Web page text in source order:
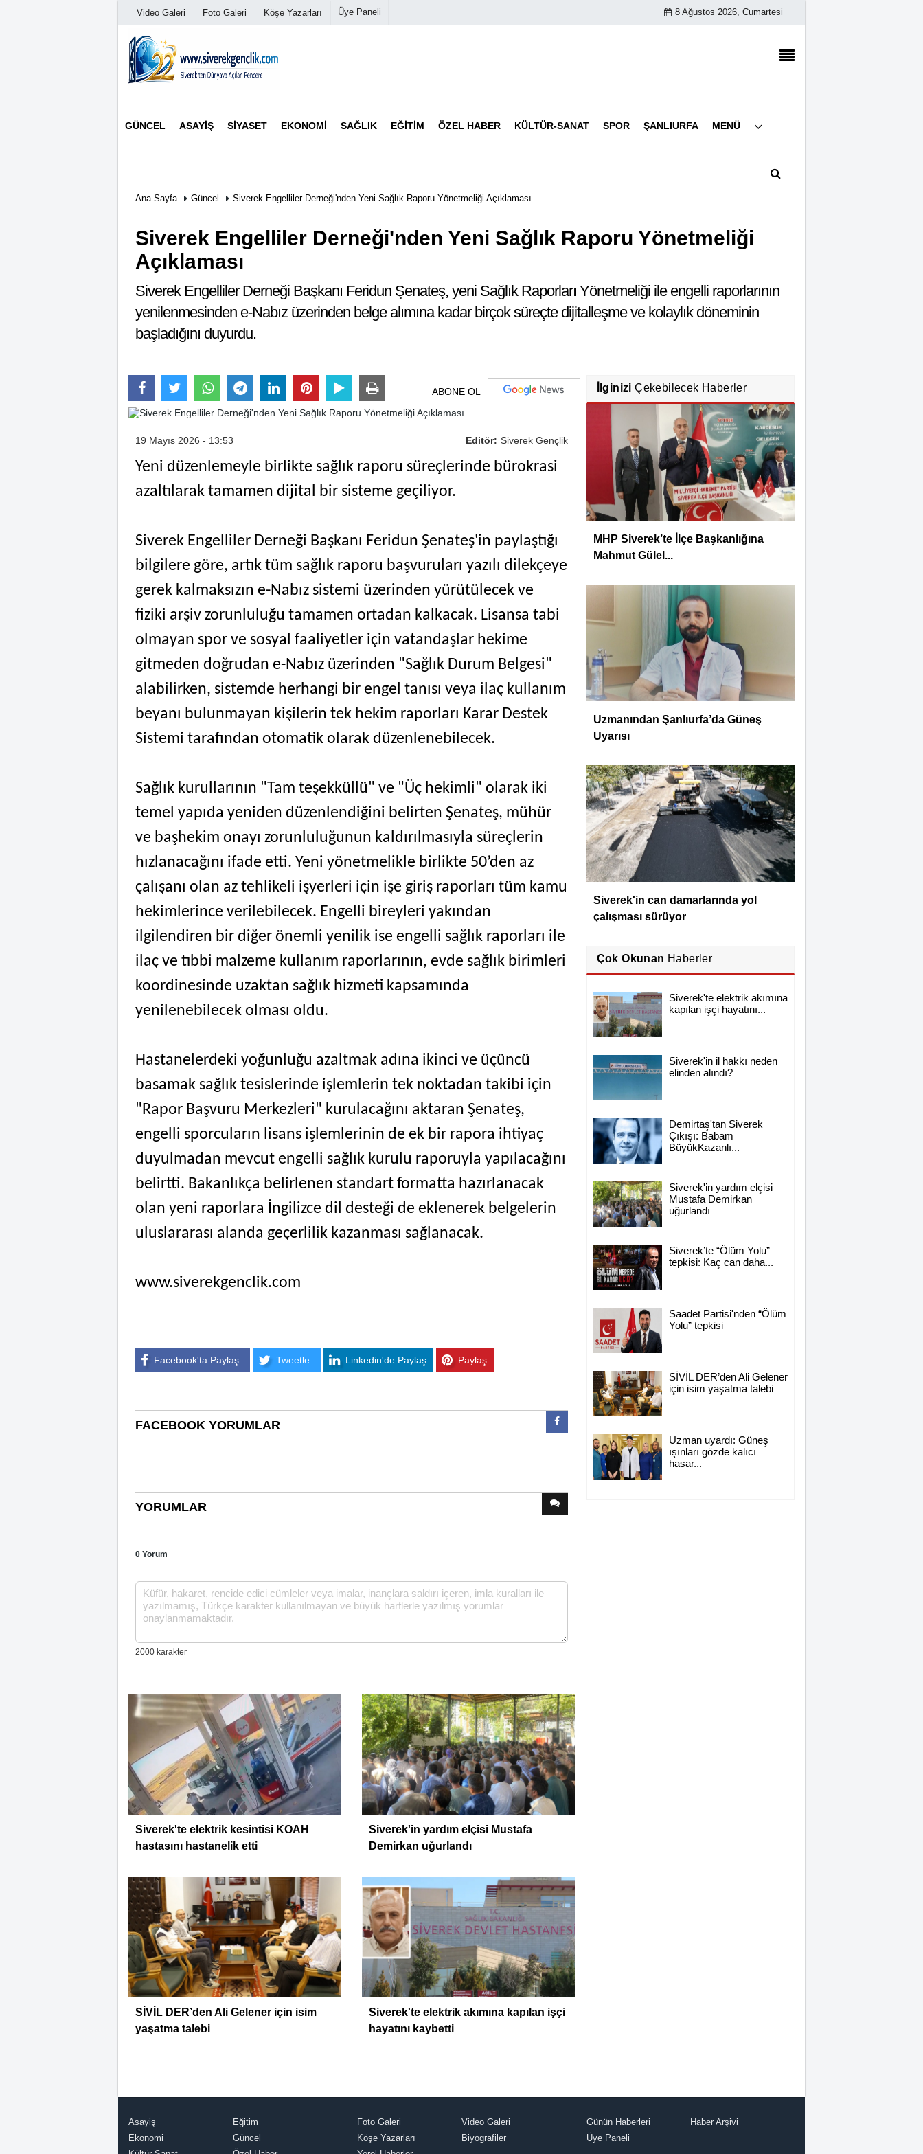
Video Galeri Foto Galeri Köşe Yazarları Üye Paneli 8 Ağustos 2026, Cumartesi
GÜNCEL ASAYIŞ SIYASET EKONOMI SAĞLIK EĞITIM ÖZEL HABER KÜLTÜR-SANAT SPOR ŞANLIURFA MENÜ
Haber Arşivi
Video Galeri
İletişim
Ana Sayfa Güncel Siverek Engelliler Derneği'nden Yeni Sağlık Raporu Yönetmeliği Açıklaması
Siverek Engelliler Derneği'nden Yeni Sağlık Raporu Yönetmeliği
Açıklaması
Siverek Engelliler Derneği Başkanı Feridun Şenateş, yeni Sağlık Raporları Yönetmeliği ile engelli raporlarının
yenilenmesinden e-Nabız üzerinden belge alımına kadar birçok süreçte dijitalleşme ve kolaylık döneminin
başladığını duyurdu.
ABONE OL
Editör: Siverek Gençlik
19 Mayıs 2026 - 13:53
Yeni düzenlemeyle birlikte sağlık raporu süreçlerinde bürokrasi
azaltılarak tamamen dijital bir sisteme geçiliyor.
Siverek Engelliler Derneği Başkanı Feridun Şenateş'in paylaştığı
bilgilere göre, artık tüm sağlık raporu başvuruları yazılı dilekçeye
gerek kalmaksızın e-Nabız sistemi üzerinden yürütülecek ve
fiziki arşiv zorunluluğu tamamen ortadan kalkacak. Lisansa tabi
olmayan spor ve sosyal faaliyetler için vatandaşlar hekime
gitmeden doğrudan e-Nabız üzerinden "Sağlık Durum Belgesi"
alabilirken, sistemde herhangi bir engel tanısı veya ilaç kullanım
beyanı bulunmayan kişilerin tek hekim raporları Karar Destek
Sistemi tarafından otomatik olarak düzenlenebilecek.
Sağlık kurullarının "Tam teşekküllü" ve "Üç hekimli" olarak iki
temel yapıda yeniden düzenlendiğini belirten Şenateş, mühür
ve başhekim onayı zorunluluğunun kaldırılmasıyla süreçlerin
hızlanacağını ifade etti. Yeni yönetmelikle birlikte 50’den az
çalışanı olan az tehlikeli işyerleri için işe giriş raporları tüm kamu
hekimlerince verilebilecek. Engelli bireyleri yakından
ilgilendiren bir diğer önemli yenilik ise engelli sağlık raporları ile
ilaç ve tıbbi malzeme kullanım raporlarının, evde sağlık birimleri
koordinesinde uzaktan sağlık hizmeti kapsamında
yenilenebilecek olması oldu.
Hastanelerdeki yoğunluğu azaltmak adına ikinci ve üçüncü
basamak sağlık tesislerinde işlemlerin tek noktadan takibi için
"Rapor Başvuru Merkezleri" kurulacağını aktaran Şenateş,
engelli sporcuların lisans işlemlerinin de ek bir rapora ihtiyaç
duyulmadan mevcut engelli sağlık kurulu raporuyla yapılacağını
belirtti. Bakanlıkça belirlenen standart formatta hazırlanacak
olan yeni raporlara İngilizce dil desteği de eklenerek belgelerin
uluslararası alanda geçerlilik kazanması sağlanacak.
www.siverekgenclik.com
Facebook'ta Paylaş Tweetle Linkedin'de Paylaş Paylaş
FACEBOOK YORUMLAR
YORUMLAR
0 Yorum
Siverek'te elektrik kesintisi KOAH
hastasını hastanelik etti
Siverek'in yardım elçisi Mustafa
Demirkan uğurlandı
SİVİL DER’den Ali Gelener için isim
yaşatma talebi
Siverek'te elektrik akımına kapılan işçi
hayatını kaybetti
İlginizi Çekebilecek Haberler
MHP Siverek’te İlçe Başkanlığına
Mahmut Gülel...
Uzmanından Şanlıurfa’da Güneş
Uyarısı
Siverek'in can damarlarında yol
çalışması sürüyor
Çok Okunan Haberler
Siverek'te elektrik akımına
kapılan işçi hayatını...
Siverek'in il hakkı neden
elinden alındı?
Demirtaş'tan Siverek
Çıkışı: Babam
BüyükKazanlı...
Siverek'in yardım elçisi
Mustafa Demirkan
uğurlandı
Siverek’te “Ölüm Yolu”
tepkisi: Kaç can daha...
Saadet Partisi'nden “Ölüm
Yolu” tepkisi
SİVİL DER’den Ali Gelener
için isim yaşatma talebi
Uzman uyardı: Güneş
ışınları gözde kalıcı
hasar...
Asayiş
Eğitim
Ekonomi
Güncel
Foto Galeri
Video Galeri
Köşe Yazarları
Biyografiler
Günün Haberleri
Haber Arşivi
Üye Paneli